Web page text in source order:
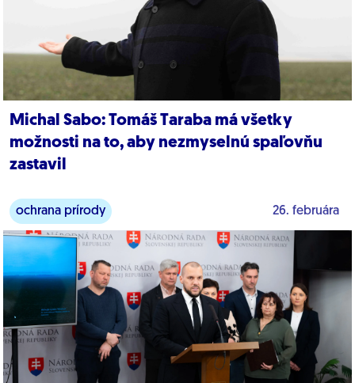
Michal Sabo: Tomáš Taraba má všetky
možnosti na to, aby nezmyselnú spaľovňu
zastavil
ochrana prírody 26. februára